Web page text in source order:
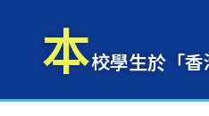
本校學生於「